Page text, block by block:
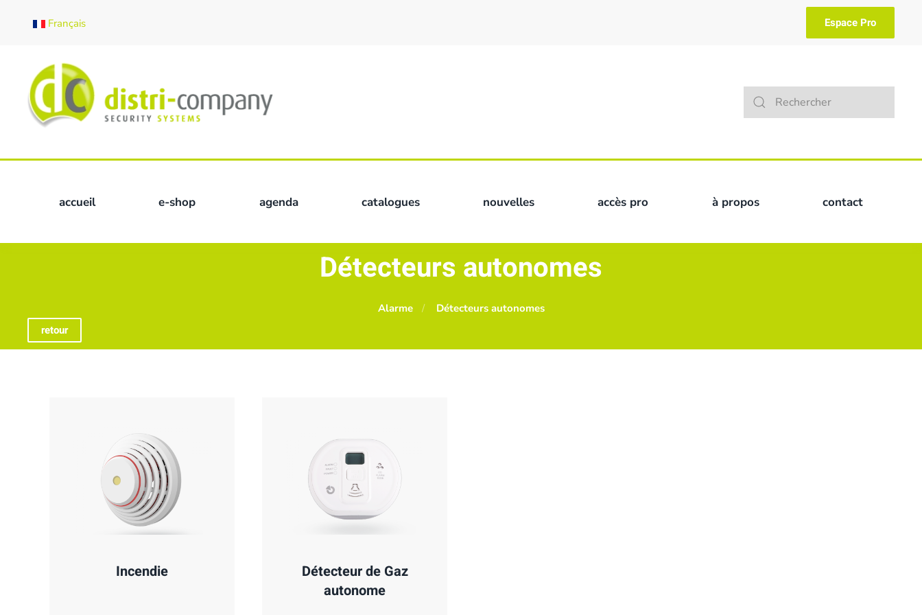
Français Espace Pro
accueil e-shop agenda catalogues nouvelles accès pro à propos contact
Détecteurs autonomes
Alarme Détecteurs autonomes
retour
Incendie
Détecteur de Gaz
autonome